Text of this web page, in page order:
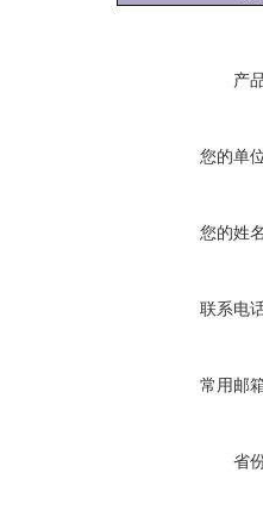
产
您的单
您的姓
联系电
常用邮
省